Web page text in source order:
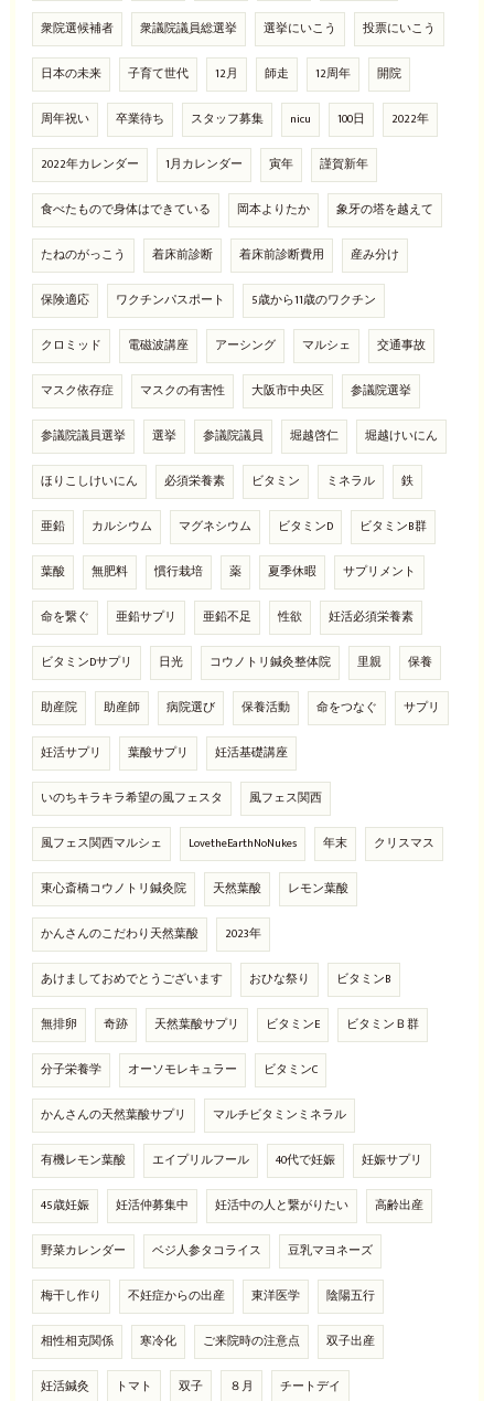
衆院選候補者 衆議院議員総選挙 選挙にいこう 投票にいこう
日本の未来 子育て世代 12月 師走 12周年 開院
周年祝い 卒業待ち スタッフ募集 nicu 100日 2022年
2022年カレンダー 1月カレンダー 寅年 謹賀新年
食べたもので身体はできている 岡本よりたか 象牙の塔を越えて
たねのがっこう 着床前診断 着床前診断費用 産み分け
保険適応 ワクチンパスポート 5歳から11歳のワクチン
クロミッド 電磁波講座 アーシング マルシェ 交通事故
マスク依存症 マスクの有害性 大阪市中央区 参議院選挙
参議院議員選挙 選挙 参議院議員 堀越啓仁 堀越けいにん
ほりこしけいにん 必須栄養素 ビタミン ミネラル 鉄
亜鉛 カルシウム マグネシウム ビタミンD ビタミンB群
葉酸 無肥料 慣行栽培 薬 夏季休暇 サプリメント
命を繋ぐ 亜鉛サプリ 亜鉛不足 性欲 妊活必須栄養素
ビタミンDサプリ 日光 コウノトリ鍼灸整体院 里親 保養
助産院 助産師 病院選び 保養活動 命をつなぐ サプリ
妊活サプリ 葉酸サプリ 妊活基礎講座
いのちキラキラ希望の風フェスタ 風フェス関西
風フェス関西マルシェ LovetheEarthNoNukes 年末 クリスマス
東心斎橋コウノトリ鍼灸院 天然葉酸 レモン葉酸
かんさんのこだわり天然葉酸 2023年
あけましておめでとうございます おひな祭り ビタミンB
無排卵 奇跡 天然葉酸サプリ ビタミンE ビタミンＢ群
分子栄養学 オーソモレキュラー ビタミンC
かんさんの天然葉酸サプリ マルチビタミンミネラル
有機レモン葉酸 エイプリルフール 40代で妊娠 妊娠サプリ
45歳妊娠 妊活仲募集中 妊活中の人と繋がりたい 高齢出産
野菜カレンダー ベジ人参タコライス 豆乳マヨネーズ
梅干し作り 不妊症からの出産 東洋医学 陰陽五行
相性相克関係 寒冷化 ご来院時の注意点 双子出産
妊活鍼灸 トマト 双子 ８月 チートデイ